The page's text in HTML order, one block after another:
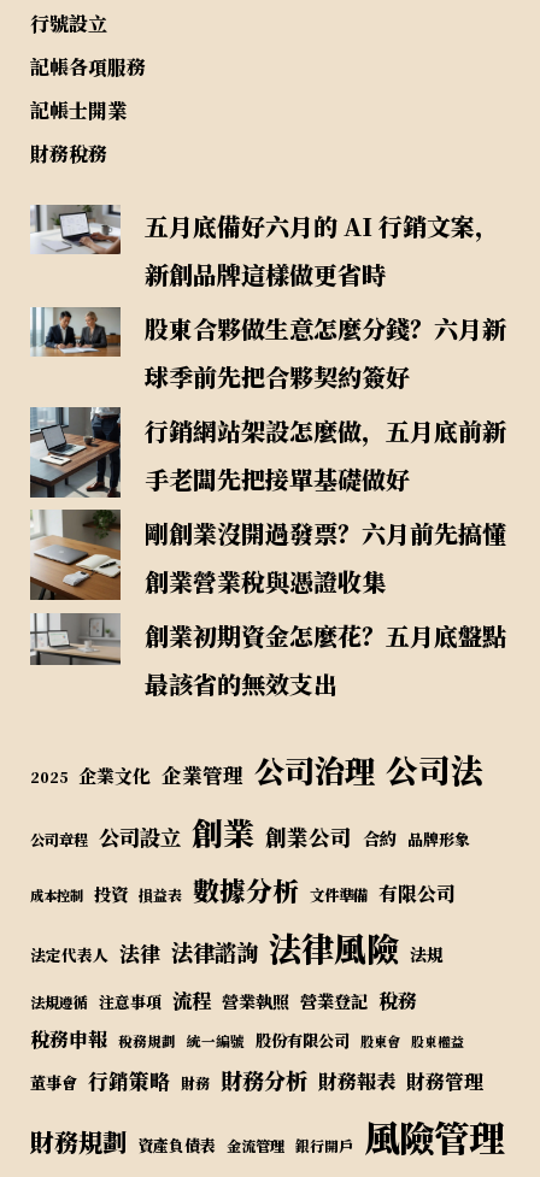
行號設立
記帳各項服務
記帳士開業
財務稅務
五月底備好六月的 AI 行銷文案，
新創品牌這樣做更省時
股東合夥做生意怎麼分錢？六月新
球季前先把合夥契約簽好
行銷網站架設怎麼做，五月底前新
手老闆先把接單基礎做好
剛創業沒開過發票？六月前先搞懂
創業營業稅與憑證收集
創業初期資金怎麼花？五月底盤點
最該省的無效支出
2025 企業文化 企業管理 公司治理 公司法
公司章程 公司設立 創業 創業公司 合約 品牌形象
成本控制 投資 損益表 數據分析 文件準備 有限公司
法定代表人 法律 法律諮詢 法律風險 法規
法規遵循 注意事項 流程 營業執照 營業登記 稅務
稅務申報 稅務規劃 統一編號 股份有限公司 股東會 股東權益
董事會 行銷策略 財務 財務分析 財務報表 財務管理
財務規劃 資產負債表 金流管理 銀行開戶 風險管理